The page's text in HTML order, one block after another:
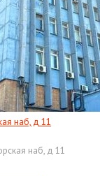
наб, д 11
наб, д 11